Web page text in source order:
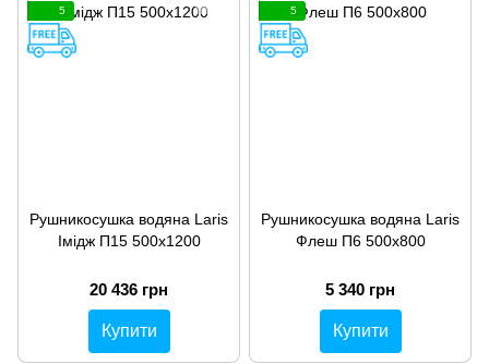
5
Рушникосушка водяна Laris
Імідж П15 500х1200
20 436 грн
Купити
5
Рушникосушка водяна Laris
Флеш П6 500х800
5 340 грн
Купити